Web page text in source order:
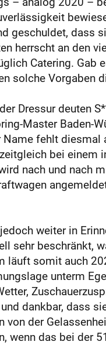
geschuldet, dass
herrscht an den
Catering.
solche
Dressur deuten
Master Baden-
fehlt
bei einem
nach und nach
weiter in
sehr beschränkt,
läuft somit auch
unterm
dankbar, dass
der
wenn das bei der